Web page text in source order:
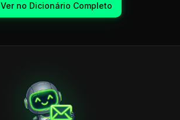
Ver no Dicionário Completo